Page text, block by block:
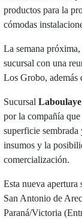
productos para la
cómodas
La semana
sucursal con una
Los Grobo, además
Sucursal Laboulaye
por la compañía
superficie sembrada
insumos y la
comercialización.
Esta nueva apertura
San Antonio de
Paraná/Victoria